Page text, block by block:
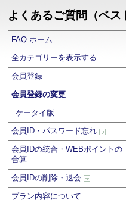
よくあるご質問（ベス
FAQ ホーム
全カテゴリーを表示する
会員登録
会員登録の変更
ケータイ版
会員ID・パスワード忘れ
会員IDの統合・WEBポイントの
合算
会員IDの削除・退会
プラン内容について